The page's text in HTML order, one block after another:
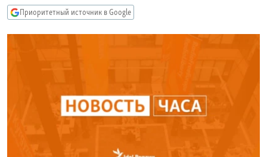
главной
навигации
Вернутся
IDEL.РЕАЛИИ
КАВКАЗ.РЕАЛИИ
РАСПИСАНИЕ ВЕЩАНИЯ
ПОДПИШИТЕСЬ НА РАССЫЛКУ
Приоритетный источник в Google